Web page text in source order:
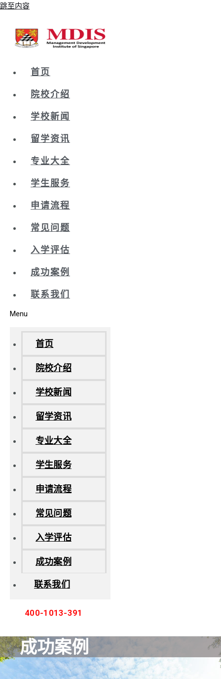
跳至内容
首页
院校介绍
学校新闻
留学资讯
专业大全
学生服务
申请流程
常见问题
入学评估
成功案例
联系我们
Menu
首页
院校介绍
学校新闻
留学资讯
专业大全
学生服务
申请流程
常见问题
入学评估
成功案例
联系我们
400-1013-391
成功案例